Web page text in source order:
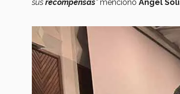
sus recompensas” mencionó Ángel